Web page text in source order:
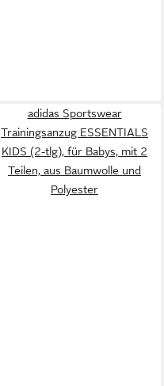
adidas Sportswear
Trainingsanzug ESSENTIALS
KIDS (2-tlg), für Babys, mit 2
Teilen, aus Baumwolle und
Polyester